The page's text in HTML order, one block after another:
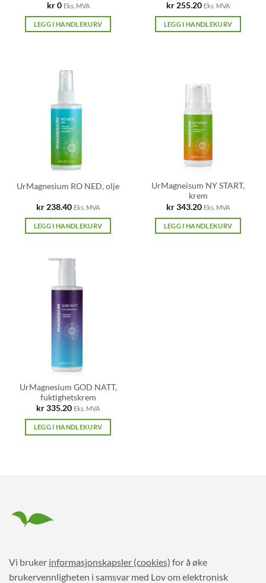
kr0 Eks. MVA
LEGG I HANDLEKURV
kr 255.20 Eks. MVA
LEGG I HANDLEKURV
UrMagnesium RO NED, olje
kr 238.40 Eks. MVA
LEGG I HANDLEKURV
UrMagneisum NY START,
krem
kr343.20 Eks. MVA
LEGG I HANDLEKURV
UrMagnesium GOD NATT,
fuktighetskrem
kr335.20 Eks. MVA
LEGG I HANDLEKURV
Vi bruker informasjonskapsler (cookies) for å øke
brukervennligheten i samsvar med Lov om elektronisk